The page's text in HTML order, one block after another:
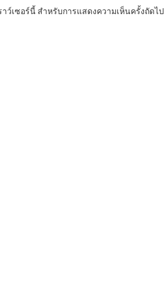
ว์เซอร์นี้ สำหรับการแสดงความเห็นครั้งถัดไป